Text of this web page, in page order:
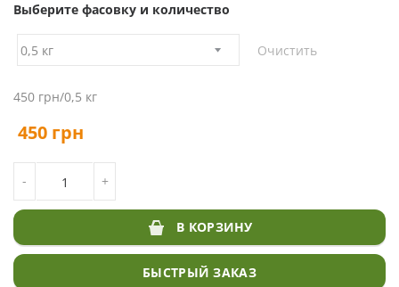
Выберите фасовку и количество
Очистить
450 грн/0,5 кг
450 грн
-
DLF RIVENDEL
+
В КОРЗИНУ
БЫСТРЫЙ ЗАКАЗ